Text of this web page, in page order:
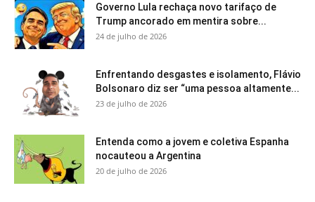
Governo Lula rechaça novo tarifaço de
Trump ancorado em mentira sobre...
24 de julho de 2026
Enfrentando desgastes e isolamento, Flávio
Bolsonaro diz ser “uma pessoa altamente...
23 de julho de 2026
Entenda como a jovem e coletiva Espanha
nocauteou a Argentina
20 de julho de 2026